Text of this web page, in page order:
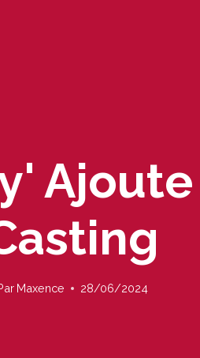
Maxence 28/06/2024